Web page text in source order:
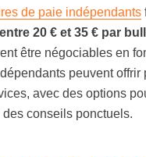
de paie indépendants
entre 20 € et 35 € par
être négociables en
peuvent offrir
avec des options
conseils ponctuels.